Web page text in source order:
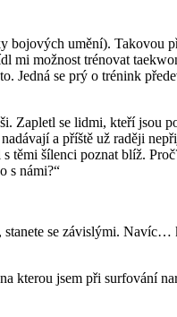
umění). Takovou
mi možnost trénovat
se prý o trénink
Zapletl se lidmi, kteří
a příště už raději
šílenci poznat blíž.
s námi?“
se závislými.
kterou jsem při surfování